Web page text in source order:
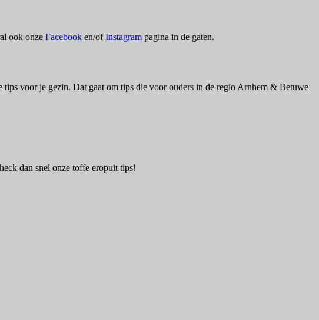
ook onze Facebook en/ofInstagram pagina in de gaten.
voor je gezin. Dat gaat om tips die voor ouders in de regio Arnhem & Betuwe
dan snel onze toffe eropuit tips!